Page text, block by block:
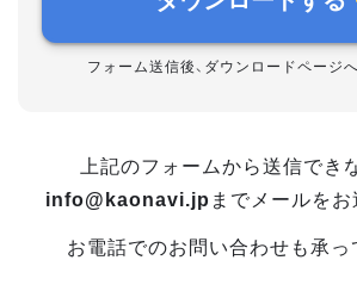
フォーム送信後、ダウンロードページ
上記のフォームから送信でき
info@kaonavi.jp までメールをお
お電話でのお問い合わせも承っ